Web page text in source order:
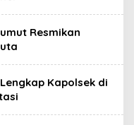
Resmikan
Kapolsek di